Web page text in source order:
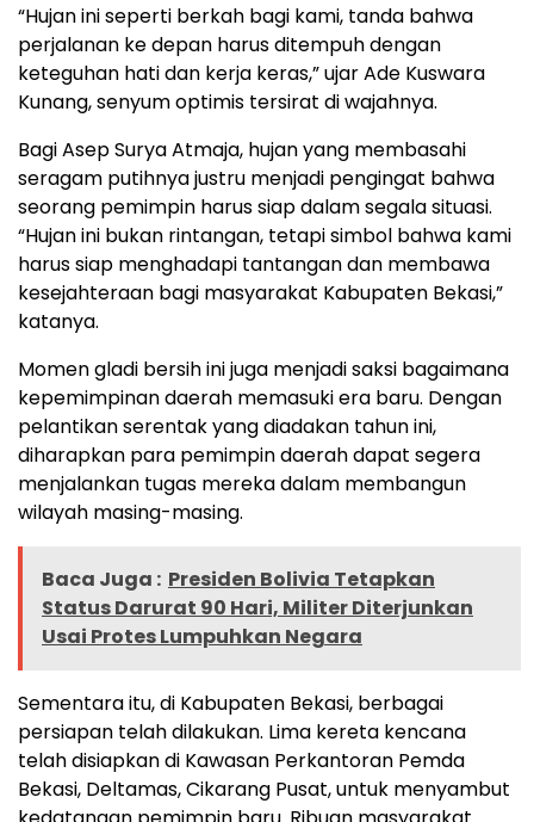
“Hujan ini seperti berkah bagi kami, tanda bahwa
perjalanan ke depan harus ditempuh dengan
keteguhan hati dan kerja keras,” ujar Ade Kuswara
Kunang, senyum optimis tersirat di wajahnya.
Bagi Asep Surya Atmaja, hujan yang membasahi
seragam putihnya justru menjadi pengingat bahwa
seorang pemimpin harus siap dalam segala situasi.
“Hujan ini bukan rintangan, tetapi simbol bahwa kami
harus siap menghadapi tantangan dan membawa
kesejahteraan bagi masyarakat Kabupaten Bekasi,”
katanya.
Momen gladi bersih ini juga menjadi saksi bagaimana
kepemimpinan daerah memasuki era baru. Dengan
pelantikan serentak yang diadakan tahun ini,
diharapkan para pemimpin daerah dapat segera
menjalankan tugas mereka dalam membangun
wilayah masing-masing.
Baca Juga : Presiden Bolivia Tetapkan
Status Darurat 90 Hari, Militer Diterjunkan
Usai Protes Lumpuhkan Negara
Sementara itu, di Kabupaten Bekasi, berbagai
persiapan telah dilakukan. Lima kereta kencana
telah disiapkan di Kawasan Perkantoran Pemda
Bekasi, Deltamas, Cikarang Pusat, untuk menyambut